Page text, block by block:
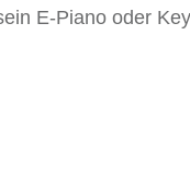
E-Piano oder